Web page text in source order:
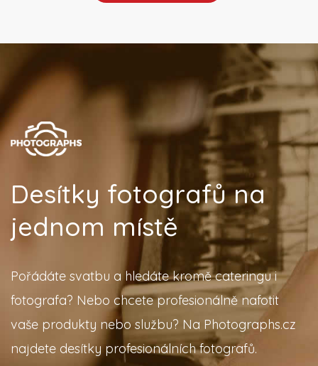
Desítky fotografů na
jednom místě
Pořádáte svatbu a hledáte kromě cateringu i
fotografa? Nebo chcete profesionálně nafotit
vaše produkty nebo službu? Na Photographs.cz
najdete desítky profesionálních fotografů.